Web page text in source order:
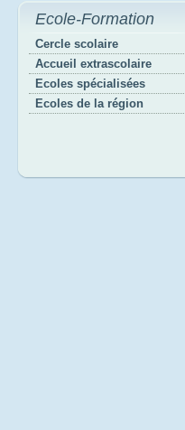
Ecole-Formation
Cercle scolaire
Accueil extrascolaire
Ecoles spécialisées
Ecoles de la région